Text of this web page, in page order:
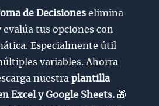
de Decisioneselimina
evalúa tus opciones con
Especialmente útil
variables. Ahorra
nuestra plantilla
Excel y Google Sheets. 🎁